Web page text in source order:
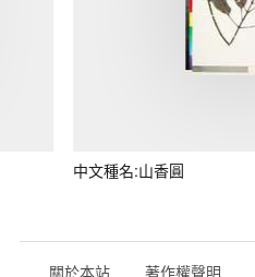
中文種名:山香圓
關於本站 著作權聲明